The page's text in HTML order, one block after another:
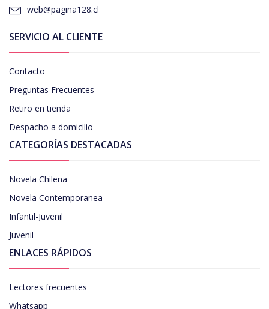
web@pagina128.cl
SERVICIO AL CLIENTE
Contacto
Preguntas Frecuentes
Retiro en tienda
Despacho a domicilio
CATEGORÍAS DESTACADAS
Novela Chilena
Novela Contemporanea
Infantil-Juvenil
Juvenil
ENLACES RÁPIDOS
Lectores frecuentes
Whatsapp